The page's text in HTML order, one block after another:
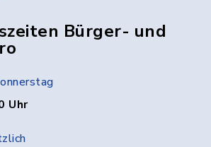
Bürger- und
Uhr